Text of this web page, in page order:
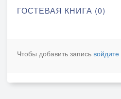
ГОСТЕВАЯ КНИГА (0)
Чтобы добавить запись